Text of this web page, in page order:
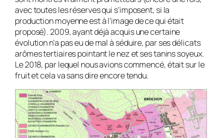
avec toutes les réserves qui s’imposent, si la
production moyenne est à l’image de ce qui était
proposé). 2009, ayant déjà acquis une certaine
évolution n’a pas eu de mal à séduire, par ses délicats
arômes tertiaires pointant le nez et ses tanins soyeux.
Le 2018, par lequel nous avions commencé, était sur le
fruit et cela va sans dire encore tendu.